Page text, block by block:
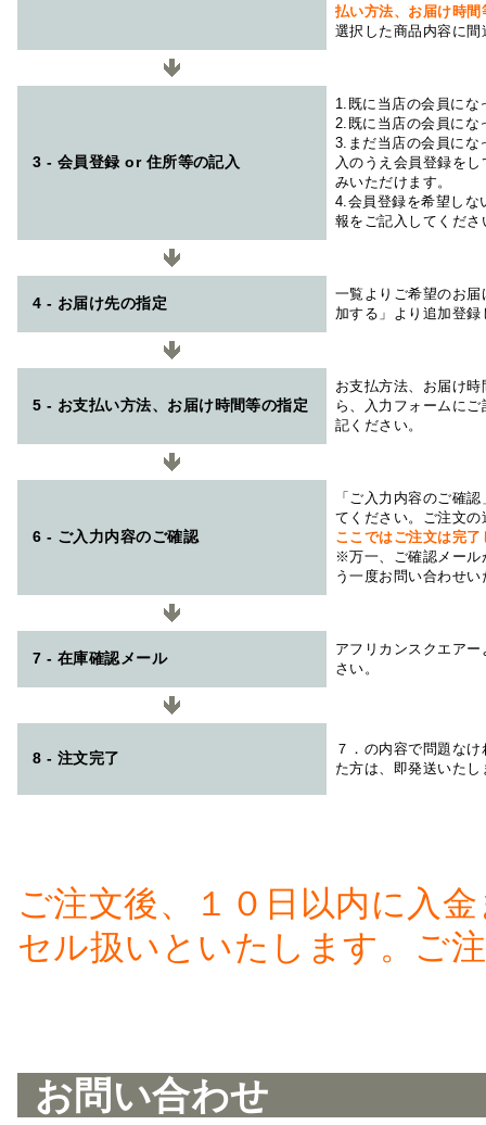
払い方法、お届け時
選択した商品内容に
3 - 会員登録 or 住所等の記入
1.既に当店の会員にな
2.既に当店の会員にな
3.まだ当店の会員にな
入のうえ会員登録を
みいただけます。
4.会員登録を希望しな
報をご記入してくださ
4 - お届け先の指定
一覧よりご希望のお
加する」より追加登
5 - お支払い方法、お届け時間等の指定
お支払方法、お届け
ら、入力フォームに
記ください。
6 - ご入力内容のご確認
「ご入力内容のご確
てください。ご注文
ここではご注文は完
※万一、ご確認メール
う一度お問い合わせ
7 - 在庫確認メール
アフリカンスクエアー
さい。
8 - 注文完了
７．の内容で問題な
た方は、即発送いたし
ご注文後、１０日以内に入
セル扱いといたします。ご
お問い合わせ